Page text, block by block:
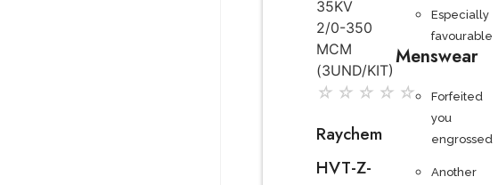
☆ ☆ ☆ ☆ ☆
Raychem
HVT-Z-
Especially
favourable
Menswear
Forfeited
you
engrossed
Another